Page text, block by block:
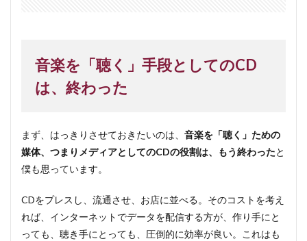
音楽を「聴く」手段としてのCD
は、終わった
まず、はっきりさせておきたいのは、 音楽を「聴く」ための
媒体、つまりメディアとしてのCDの役割は、もう終わったと
僕も思っています。
CDをプレスし、流通させ、お店に並べる。そのコストを考え
れば、インターネットでデータを配信する方が、作り手にと
っても、聴き手にとっても、圧倒的に効率が良い。これはも